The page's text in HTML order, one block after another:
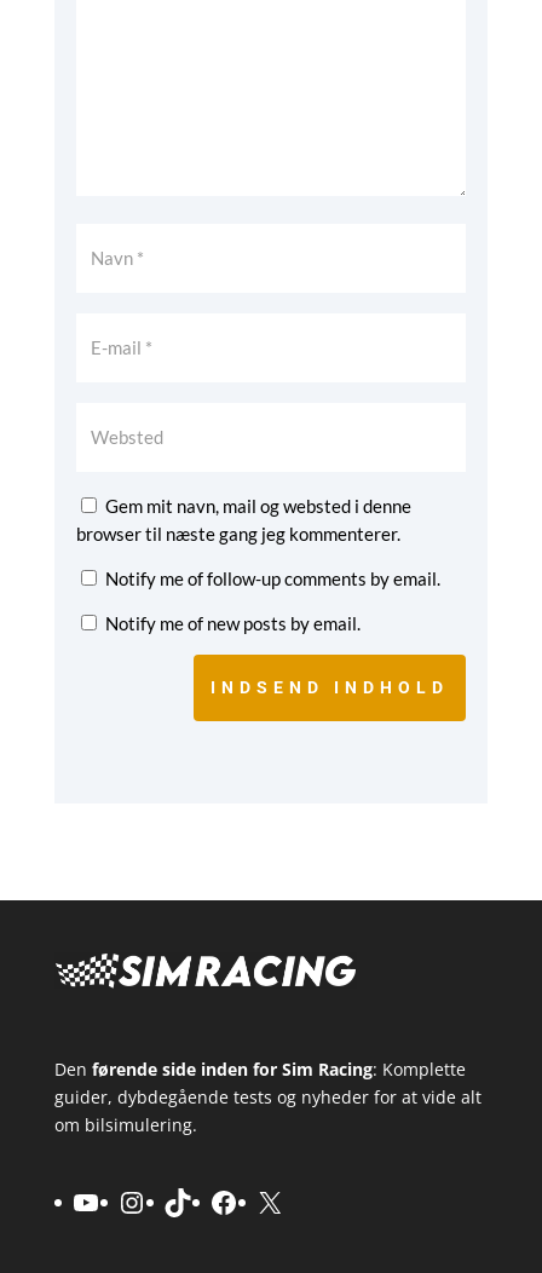
Gem mit navn, mail og websted i denne
browser til næste gang jeg kommenterer.
Notify me of follow-up comments by email.
Notify me of new posts by email.
INDSEND INDHOLD
Den førende side inden for Sim Racing: Komplette
guider, dybdegående tests og nyheder for at vide alt
om bilsimulering.
YouTube
Instagram
TikTokFacebook
X